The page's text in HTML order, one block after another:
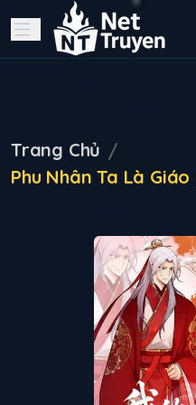
Trang Chủ
Phu Nhân Ta Là Giáo